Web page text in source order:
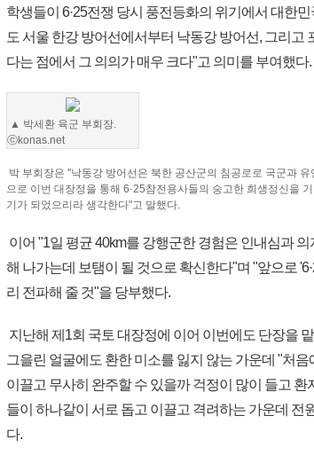
학생들이 6·25전쟁 당시 풍전등화의 위기에서 대한
도 서울 한강 방어선에서부터 낙동강 방어선, 그리
다는 점에서 그 의의가 매우 크다"고 의미를 부여했다.
▲ 박세환 육군 부회장.
ⓒkonas.net
박 부회장은 "낙동강 방어선은 북한 공산군의 침공로로 국군과
으로 이번 대장정을 통해 6·25참전용사들의 숭고한 희생정신을
기가 되었으리라 생각한다"고 말했다.
이어 "1일 평균 40km를 강행군한 경험은 인내심과
해 나가는데 보탬이 될 것으로 확신한다"며 "앞으로
리 전파해 줄 것"을 당부했다.
지난해 제1회 국토 대장정에 이어 이번에도 단장을
그을린 얼굴에도 환한 미소를 잃지 않는 가운데 "처
이끌고 무사히 완주할 수 있을까 걱정이 많이 들고
들이 하나같이 서로 돕고 이끌고 격려하는 가운데 전
다.